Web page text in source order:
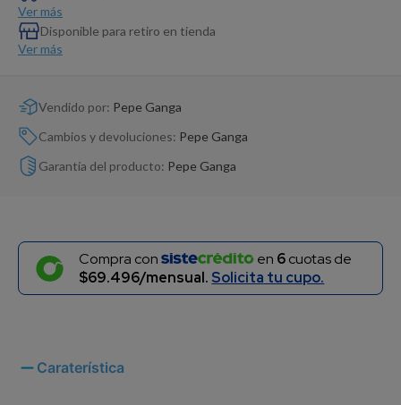
Ver más
Disponible para retiro en tienda
Ver más
Vendido por: Pepe Ganga
Cambios y devoluciones: Pepe Ganga
Garantía del producto: Pepe Ganga
Compra con en 6cuotas de
$69.496/mensual. Solicita tu cupo.
Caraterística
Dinosaurio Juguete